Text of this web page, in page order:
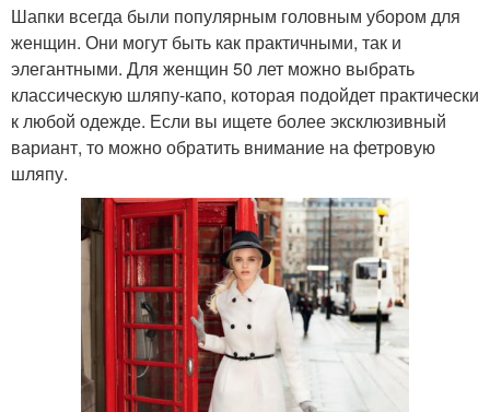
Шапки всегда были популярным головным убором для
женщин. Они могут быть как практичными, так и
элегантными. Для женщин 50 лет можно выбрать
классическую шляпу-капо, которая подойдет практически
к любой одежде. Если вы ищете более эксклюзивный
вариант, то можно обратить внимание на фетровую
шляпу.